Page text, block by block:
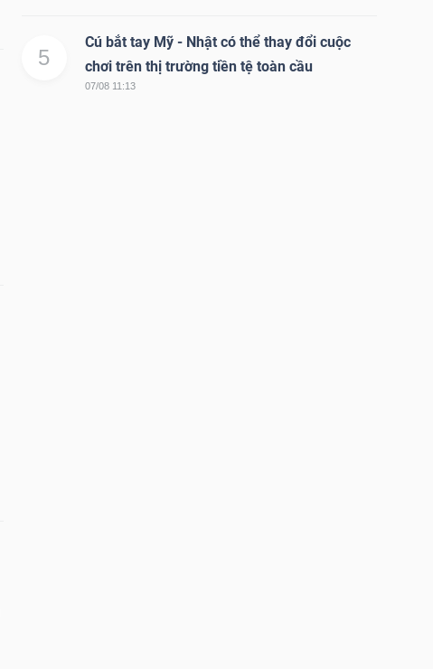
5
Cú bắt tay Mỹ - Nhật có thể thay đổi cuộc
chơi trên thị trường tiền tệ toàn cầu
07/08 11:13